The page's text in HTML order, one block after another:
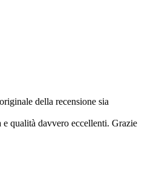
della recensione sia
e qualità davvero eccellenti. Grazie